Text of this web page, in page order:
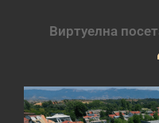
Виртуелна